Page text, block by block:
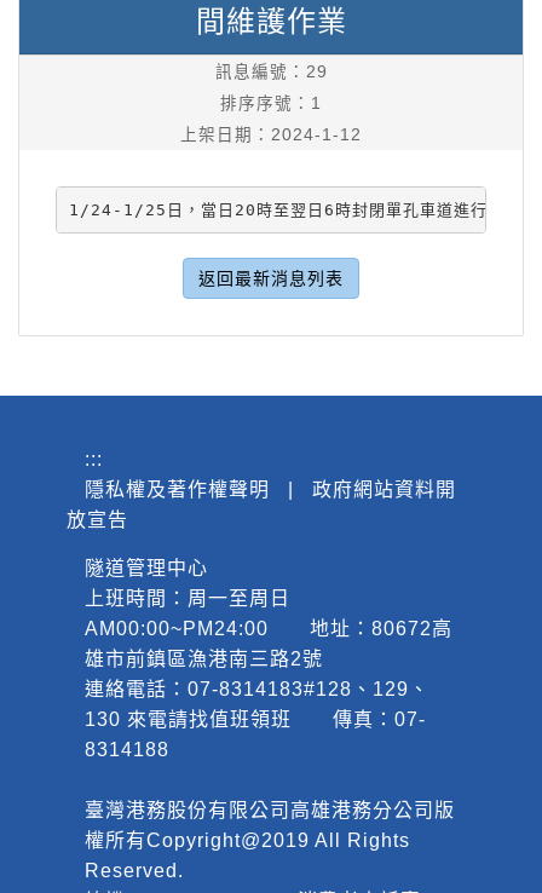
間維護作業
訊息編號： 29
排序序號： 1
上架日期： 2024-1-12
1/24-1/25日，當日20時至翌日6時封閉單孔車道進行例行維
返回最新消息列表
:::
隱私權及著作權聲明
政府網站資料開
放宣告
隧道管理中心
上班時間：周一至周日
AM00:00~PM24:00 地址：80672高
雄市前鎮區漁港南三路2號
連絡電話：07-8314183#128、129、
130 來電請找值班領班 傳真：07-
8314188
臺灣港務股份有限公司高雄港務分公司版
權所有Copyright@2019 All Rights
Reserved.